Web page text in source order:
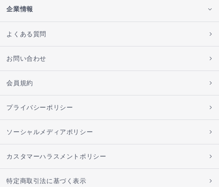
企業情報
よくある質問
お問い合わせ
会員規約
プライバシーポリシー
ソーシャルメディアポリシー
カスタマーハラスメントポリシー
特定商取引法に基づく表示